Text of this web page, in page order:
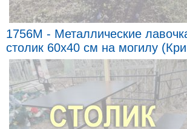
1756M - Металлические
столик 60x40 см на могилу